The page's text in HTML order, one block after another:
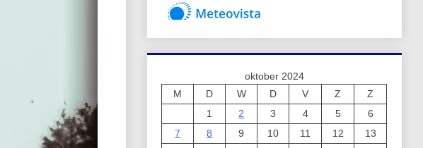
oktober 2024
M
D W D V Z
Z
1
2 3 4 5
6
7
8 9 10 11 12
13